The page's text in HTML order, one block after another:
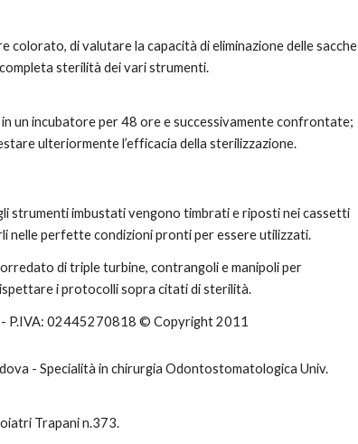
colorato, di valutare la capacità di eliminazione delle sacche
sterilità dei vari strumenti.
un incubatore per 48 ore e successivamente confrontate;
ulteriormente l’efficacia della sterilizzazione.
strumenti imbustati vengono timbrati e riposti nei cassetti
nelle perfette condizioni pronti per essere utilizzati.
di triple turbine, contrangoli e manipoli per
i protocolli sopra citati di sterilità.
P.IVA: 02445270818 © Copyright 2011
- Specialità in chirurgia Odontostomatologica Univ.
Trapani n.373.